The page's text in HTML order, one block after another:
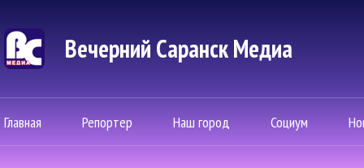
Вечерний Саранск Mедиа
Главная Репортер Наш город Социум